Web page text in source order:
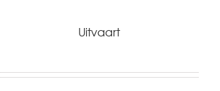
Uitvaart